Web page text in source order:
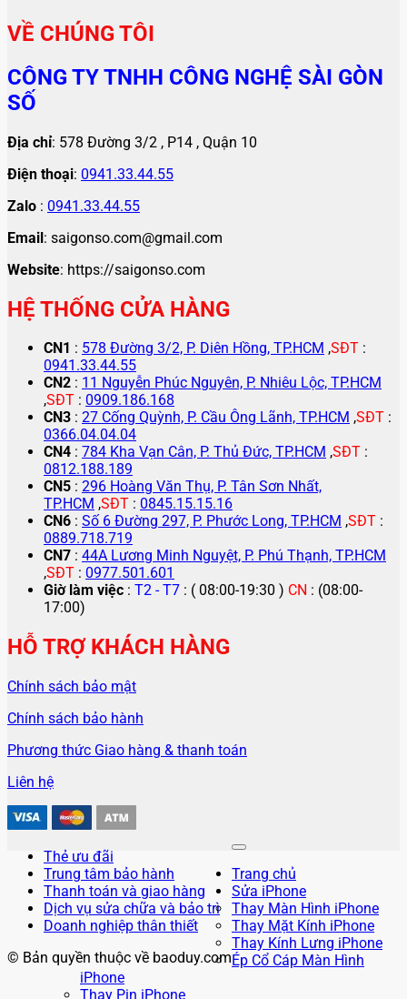
VỀ CHÚNG TÔI
CÔNG TY TNHH CÔNG NGHỆ SÀI GÒN
SỐ
Địa chỉ: 578 Đường 3/2 , P14 , Quận 10
Điện thoại: 0941.33.44.55
Zalo : 0941.33.44.55
Email: saigonso.com@gmail.com
Website: https://saigonso.com
HỆ THỐNG CỬA HÀNG
CN1 : 578 Đường 3/2, P. Diên Hồng, TP.HCM ,SĐT :
0941.33.44.55
CN2 : 11 Nguyễn Phúc Nguyên, P. Nhiêu Lộc, TP.HCM
,SĐT : 0909.186.168
CN3 : 27 Cống Quỳnh, P. Cầu Ông Lãnh, TP.HCM ,SĐT :
0366.04.04.04
CN4 : 784 Kha Vạn Cân, P. Thủ Đức, TP.HCM ,SĐT :
0812.188.189
CN5 : 296 Hoàng Văn Thụ, P. Tân Sơn Nhất,
TP.HCM ,SĐT : 0845.15.15.16
CN6 : Số 6 Đường 297, P. Phước Long, TP.HCM ,SĐT :
0889.718.719
CN7 : 44A Lương Minh Nguyệt, P. Phú Thạnh, TP.HCM
,SĐT : 0977.501.601
Giờ làm việc : T2 - T7 : ( 08:00-19:30 ) CN : (08:00-
17:00)
HỖ TRỢ KHÁCH HÀNG
Chính sách bảo mật
Chính sách bảo hành
Phương thức Giao hàng & thanh toán
Liên hệ
Thẻ ưu đãi
Trung tâm bảo hành
Thanh toán và giao hàng
Dịch vụ sửa chữa và bảo trì
Doanh nghiệp thân thiết
© Bản quyền thuộc về baoduy.com
Trang chủ
Sửa iPhone
Thay Màn Hình iPhone
Thay Mặt Kính iPhone
Thay Kính Lưng iPhone
Ép Cổ Cáp Màn Hình
iPhone
Thay Pin iPhone